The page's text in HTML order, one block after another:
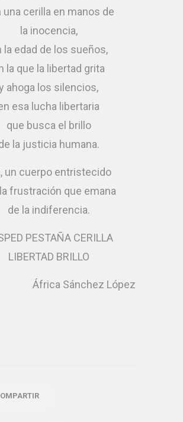
una cerilla en manos de
la inocencia,
la edad de los sueños,
la que la libertad grita
ahoga los silencios,
esa lucha libertaria
que busca el brillo
la justicia humana.
un cuerpo entristecido
frustración que emana
de la indiferencia.
PESTAÑA CERILLA
LIBERTAD BRILLO
África Sánchez López